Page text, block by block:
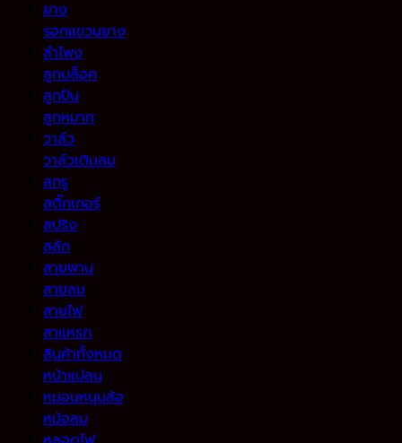
ยาง
รอกแขวนยาง
ลำโพง
ลูกบล็อค
ลูกปืน
ลูกหมาก
วาล์ว
วาล์วเติมลม
สกรู
สติ๊กเกอร์
สปริง
สลัก
สายพาน
สายลม
สายไฟ
สาแหรก
สินค้าทั้งหมด
หน้าแปลน
หมอนหนุนล้อ
หม้อลม